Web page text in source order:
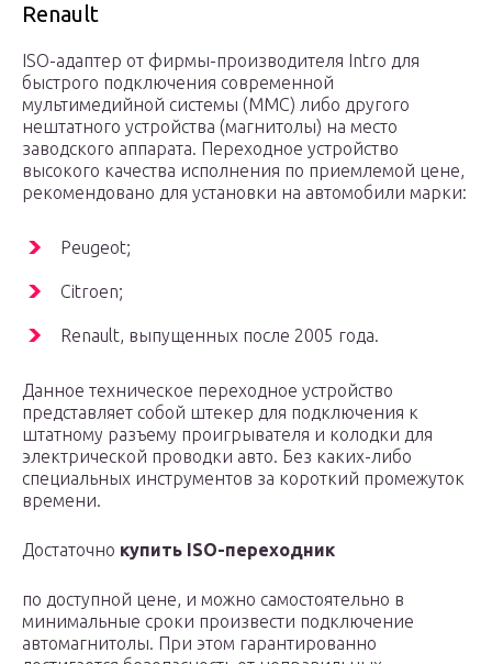
Renault
ISO-адаптер от фирмы-производителя Intro для
быстрого подключения современной
мультимедийной системы (ММС) либо другого
нештатного устройства (магнитолы) на место
заводского аппарата. Переходное устройство
высокого качества исполнения по приемлемой цене,
рекомендовано для установки на автомобили марки:
Peugeot;
Citroen;
Renault, выпущенных после 2005 года.
Данное техническое переходное устройство
представляет собой штекер для подключения к
штатному разъему проигрывателя и колодки для
электрической проводки авто. Без каких-либо
специальных инструментов за короткий промежуток
времени.
Достаточно купить ISO-переходник
по доступной цене, и можно самостоятельно в
минимальные сроки произвести подключение
автомагнитолы. При этом гарантированно